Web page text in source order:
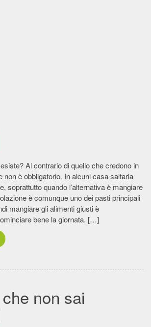
Al contrario di quello che credono in
non è obbligatorio. In alcuni casa saltarla
soprattutto quando l’alternativa è mangiare
è comunque uno dei pasti principali
mangiare gli alimenti giusti è
bene la giornata. […]
non sai